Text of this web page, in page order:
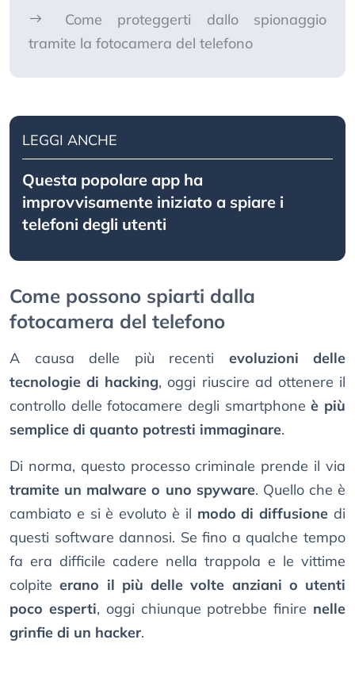
Come proteggerti dallo spionaggio
tramite la fotocamera del telefono
LEGGI ANCHE
Questa popolare app ha
improvvisamente iniziato a spiare i
telefoni degli utenti
Come possono spiarti dalla
fotocamera del telefono
A causa delle più recenti evoluzioni delle
tecnologie di hacking, oggi riuscire ad ottenere il
controllo delle fotocamere degli smartphoneè più
semplice di quanto potresti immaginare.
Di norma, questo processo criminale prende il via
tramite un malware o uno spyware. Quello che è
cambiato e si è evoluto è il modo di diffusione di
questi software dannosi. Se fino a qualche tempo
fa era difficile cadere nella trappola e le vittime
colpiteerano il più delle volte anziani o utenti
poco esperti, oggi chiunque potrebbe finire nelle
grinfie di un hacker.